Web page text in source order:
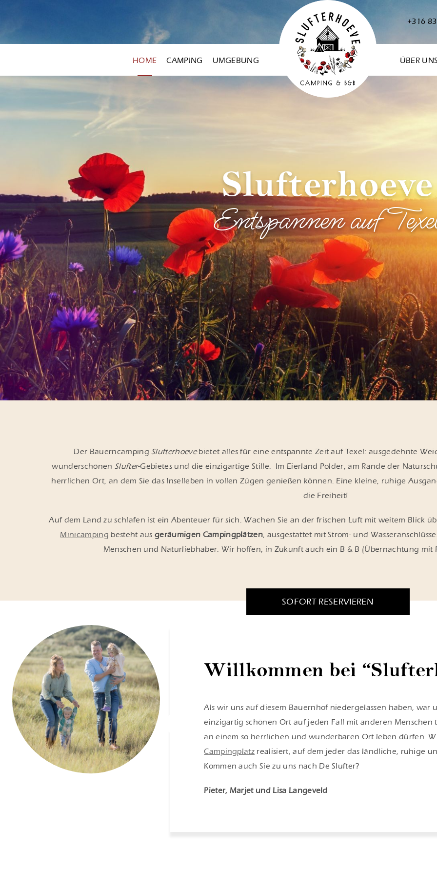
+316
HOME CAMPING UMGEBUNG ÜBER
Slufterhoeve
Entspannen auf
Der BauerncampingSlufterhoevebietet alles für eine entspannte Zeit auf Texel: ausgedehnte
wunderschönen Slufter-Gebietes und die einzigartige Stille. Im Eierland Polder, am Rande der
herrlichen Ort, an dem Sie das Inselleben in vollen Zügen genießen können. Eine kleine, ruhige
die Freiheit!
Auf dem Land zu schlafen ist ein Abenteuer für sich. Wachen Sie an der frischen Luft mit weitem Blick
Minicamping besteht aus geräumigen Campingplätzen, ausgestattet mit Strom- und
Menschen und Naturliebhaber. Wir hoffen, in Zukunft auch ein B & B (Übernachtung mit
SOFORT RESERVIEREN
Willkommen bei
Als wir uns auf diesem Bauernhof niedergelassen haben, war
einzigartig schönen Ort auf jeden Fall mit anderen Menschen
an einem so herrlichen und wunderbaren Ort leben dürfen.
Campingplatz realisiert, auf dem jeder das ländliche, ruhige
Kommen auch Sie zu uns nach De Slufter?
Pieter, Marjet und Lisa Langeveld